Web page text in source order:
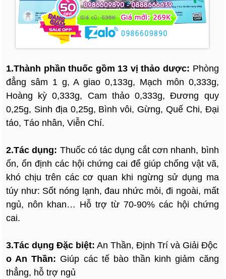
1.Thành phần thuốc gồm 13 vị thảo dược: Phòng
đẳng sâm 1 g, A giao 0,133g, Mạch môn 0,333g,
Hoàng kỳ 0,333g, Cam thảo 0,333g, Đương quy
0,25g, Sinh địa 0,25g, Bình vôi, Gừng, Quế Chi, Đại
táo, Táo nhân, Viễn Chí.
2.Tác dụng: Thuốc có tác dụng cắt cơn nhanh, bình
ổn, ổn định các hội chứng cai để giúp chống vật vã,
khó chịu trên các cơ quan khi ngừng sử dụng ma
túy như: Sốt nóng lạnh, đau nhức mỏi, đi ngoài, mất
ngủ, nôn khan… Hỗ trợ từ 70-90% các hội chứng
cai.
3.Tác dụng Đặc biệt: An Thần, Định Trí và Giải Độc
o An Thần: Giúp các tế bào thần kinh giảm căng
thẳng, hỗ trợ ngủ